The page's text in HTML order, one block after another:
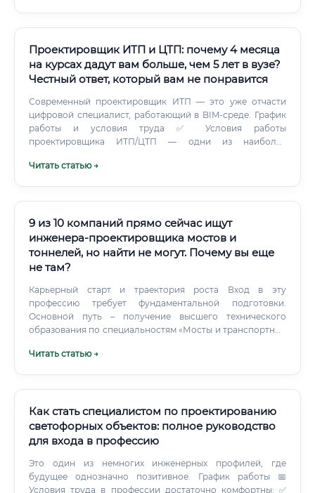
Проектировщик ИТП и ЦТП: почему 4 месяца
на курсах дадут вам больше, чем 5 лет в вузе?
Честный ответ, который вам не понравится
Современный проектировщик ИТП — это уже отчасти
цифровой специалист, работающий в BIM-среде. График
работы и условия труда ✅ Условия работы
проектировщика ИТП/ЦТП — одни из наиболее
5/2, с 9:00 до 18:00 (в большинстве организаций) 🏠
преимущественно для авторского надзора на объектах 🧠
Физическая нагрузка: минимальная (преимущественно
интеллектуальный труд) 📊 Интенсивность: в период
сдачи проекта — высокая, в остальное время —
монтажники тепловых систем работают на объектах в
любую погоду, с физическими нагрузками и без
возможности удалённой работы — при меньшей
зарплате.
Читать статью →
9 из 10 компаний прямо сейчас ищут
инженера-проектировщика мостов и
тоннелей, но найти не могут. Почему вы еще
не там?
Карьерный старт и траектория роста Вход в эту
профессию требует фундаментальной подготовки.
Основной путь – получение высшего технического
образования по специальностям «Мосты и транспортные
сооружений» или смежным направлениям. Можно ли
Читать статью →
Как стать специалистом по проектированию
светофорных объектов: полное руководство
для входа в профессию
Это один из немногих инженерных профилей, где
будущее однозначно позитивное. График работы 📅
Условия труда в профессии достаточно комфортны: ✅